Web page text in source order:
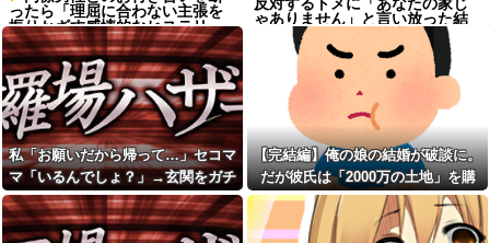
ったら「理屈に合わない主張を
振りかざす感情的なヒステリー
女」と言いふらされて・・・
ブサイクでモテなかった俺に
奇跡的にできた優しくて可愛い
彼女と結婚！…する直前、彼女
妹のせいで想定外すぎる事態に
なってしまったんだが………？
私「お願いだから帰って…」
セコママ「いるんでしょ？」→
玄関をガチャガチャされ、警察
を呼ぶ事態になって…
私には車いすの友人がいるん
だけど、無給で尽くすことに疲
ゃありません」と言い放った結
果→激怒したトメが自ら〇〇を
口にして最高の展開へｗｗｗｗ
【正論】有吉「『俺テレビ見
ない』って言う奴おかしいだ
ろ。団子屋で『団子食べない』
って言うか？」
【正論】有吉「『俺テレビ見
ない』って言う奴おかしいだ
ろ。団子屋で『団子食べない』
って言うか？」
美空ひばり「おとうちゃん小
私「お願いだから帰って…」セコマ
マ「いるんでしょ？」→玄関をガチ
ャガチャされ、警察を呼ぶ事態にな
って…
【完結編】俺の娘の結婚が破談に。
だが彼氏は「2000万の土地」を購
入。こじれた二人は想像以上の修羅
場に